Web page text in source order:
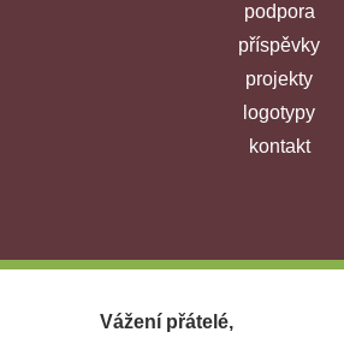
podpora
příspěvky
projekty
logotypy
kontakt
Vážení přátelé,